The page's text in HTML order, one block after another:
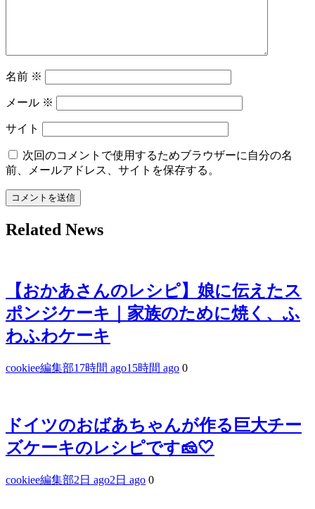
名前 ※
メール ※
サイト
次回のコメントで使用するためブラウザーに自分の名
前、メールアドレス、サイトを保存する。
Related News
【おかあさんのレシピ】娘に伝えたス
ポンジケーキ｜家族のために焼く、ふ
わふわケーキ
cookiee編集部17時間 ago15時間 ago 0
ドイツのおばあちゃんが作る巨大チー
ズケーキのレシピです🧀🤍
cookiee編集部2日 ago2日 ago 0